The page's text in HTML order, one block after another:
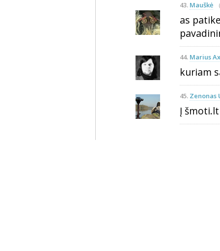
43. Mauškė
as
44. Marius
kuriam
45. Zenonas
Į